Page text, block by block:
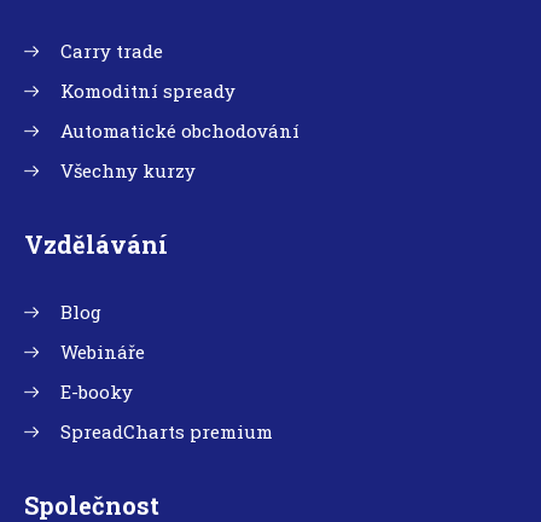
Carry trade
Komoditní spready
Automatické obchodování
Všechny kurzy
Vzdělávání
Blog
Webináře
E-booky
SpreadCharts premium
Společnost